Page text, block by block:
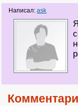
Написал:ask